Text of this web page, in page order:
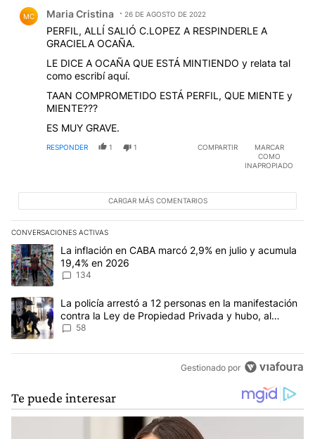
MC Maria Cristina 26 DE AGOSTO DE 2022
PERFIL, ALLÍ SALIÓ C.LOPEZ A RESPINDERLE A
GRACIELA OCAÑA.
LE DICE A OCAÑA QUE ESTÁ MINTIENDO y relata tal
como escribí aquí.
TAAN COMPROMETIDO ESTÁ PERFIL, QUE MIENTE y
MIENTE???
ES MUY GRAVE.
RESPONDER 1 1 COMPARTIR
MARCAR
COMO
INAPROPIADO
CARGAR MÁS COMENTARIOS
CONVERSACIONES ACTIVAS
Este listado muestra los artículos con más comentarios en los
Un artículo de tendencia con el título "La inflación en CABA
La inflación en CABA marcó 2,9% en julio y acumula
19,4% en 2026
134
Un artículo de tendencia con el título "La policía arrestó a 12
La policía arrestó a 12 personas en la manifestación
contra la Ley de Propiedad Privada y hubo, al
menos, 3 agentes heridos
58
Gestionado por